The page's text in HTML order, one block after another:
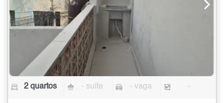
2 quartos - suíte - vaga -